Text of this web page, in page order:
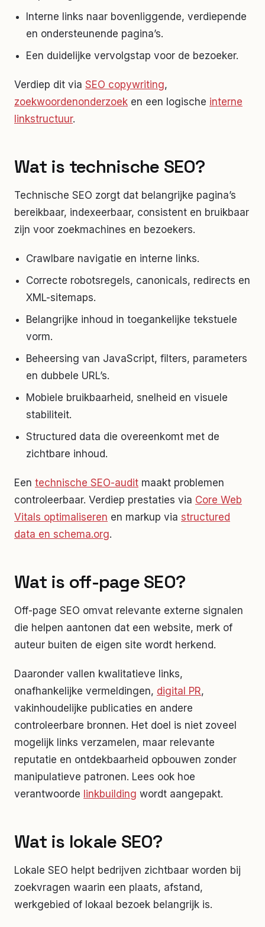
Interne links naar bovenliggende, verdiepende
en ondersteunende pagina’s.
Een duidelijke vervolgstap voor de bezoeker.
Verdiep dit via SEO copywriting,
zoekwoordenonderzoek en een logische interne
linkstructuur.
Wat is technische SEO?
Technische SEO zorgt dat belangrijke pagina’s
bereikbaar, indexeerbaar, consistent en bruikbaar
zijn voor zoekmachines en bezoekers.
Crawlbare navigatie en interne links.
Correcte robotsregels, canonicals, redirects en
XML-sitemaps.
Belangrijke inhoud in toegankelijke tekstuele
vorm.
Beheersing van JavaScript, filters, parameters
en dubbele URL’s.
Mobiele bruikbaarheid, snelheid en visuele
stabiliteit.
Structured data die overeenkomt met de
zichtbare inhoud.
Een technische SEO-audit maakt problemen
controleerbaar. Verdiep prestaties via Core Web
Vitals optimaliseren en markup via structured
data en schema.org.
Wat is off-page SEO?
Off-page SEO omvat relevante externe signalen
die helpen aantonen dat een website, merk of
auteur buiten de eigen site wordt herkend.
Daaronder vallen kwalitatieve links,
onafhankelijke vermeldingen, digital PR,
vakinhoudelijke publicaties en andere
controleerbare bronnen. Het doel is niet zoveel
mogelijk links verzamelen, maar relevante
reputatie en ontdekbaarheid opbouwen zonder
manipulatieve patronen. Lees ook hoe
verantwoorde linkbuilding wordt aangepakt.
Wat is lokale SEO?
Lokale SEO helpt bedrijven zichtbaar worden bij
zoekvragen waarin een plaats, afstand,
werkgebied of lokaal bezoek belangrijk is.